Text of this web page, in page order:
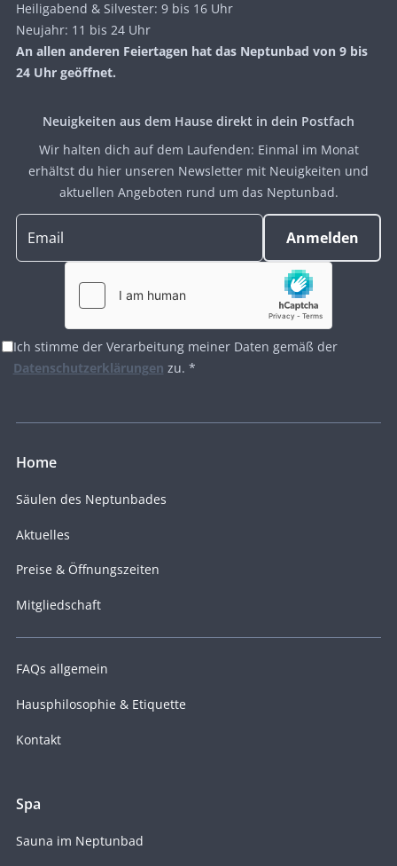
Heiligabend & Silvester: 9 bis 16 Uhr
Neujahr: 11 bis 24 Uhr
An allen anderen Feiertagen hat das Neptunbad von 9 bis
24 Uhr geöffnet.
Neuigkeiten aus dem Hause direkt in dein Postfach
Wir halten dich auf dem Laufenden: Einmal im Monat
erhältst du hier unseren Newsletter mit Neuigkeiten und
aktuellen Angeboten rund um das Neptunbad.
Ich stimme der Verarbeitung meiner Daten gemäß der
Datenschutzerklärungen zu. *
Home
Säulen des Neptunbades
Aktuelles
Preise & Öffnungszeiten
Mitgliedschaft
FAQs allgemein
Hausphilosophie & Etiquette
Kontakt
Spa
Sauna im Neptunbad